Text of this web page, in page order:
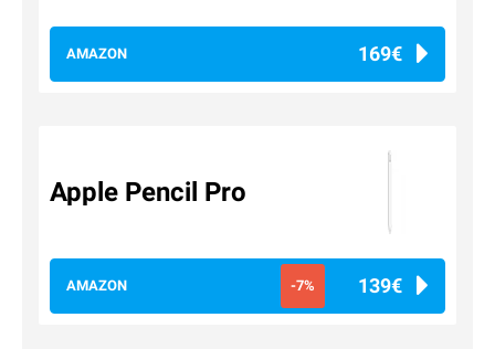
AMAZON 169€
Apple Pencil Pro
AMAZON -7% 139€